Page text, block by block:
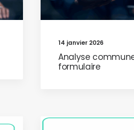
14 janvier 2026
Analyse
formulaire